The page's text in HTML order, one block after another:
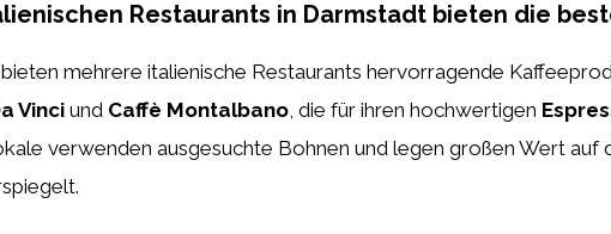
Restaurants in Darmstadt bieten die
mehrere italienische Restaurants hervorragende
Vinciund Caffè Montalbano, die für ihren hochwertigen
verwenden ausgesuchte Bohnen und legen großen Wert auf